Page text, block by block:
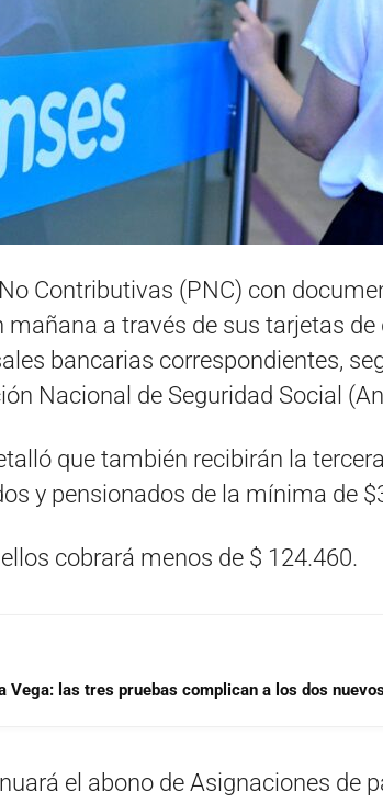
Contributivas (PNC) con
a través de sus tarjetas de
bancarias correspondientes,
Nacional de Seguridad Social
que también recibirán la
y pensionados de la mínima de
cobrará menos de $ 124.460.
Vega: las tres pruebas complican a los dos
el abono de Asignaciones de